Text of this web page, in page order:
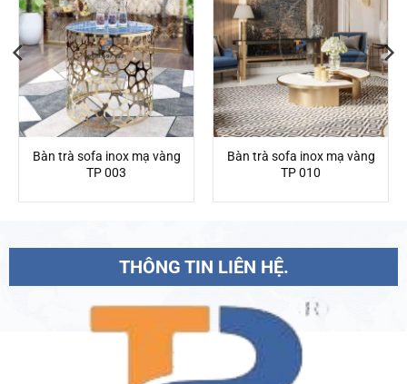
Bàn trà sofa inox mạ vàng
TP 003
Bàn trà sofa inox mạ vàng
TP 010
THÔNG TIN LIÊN HỆ.